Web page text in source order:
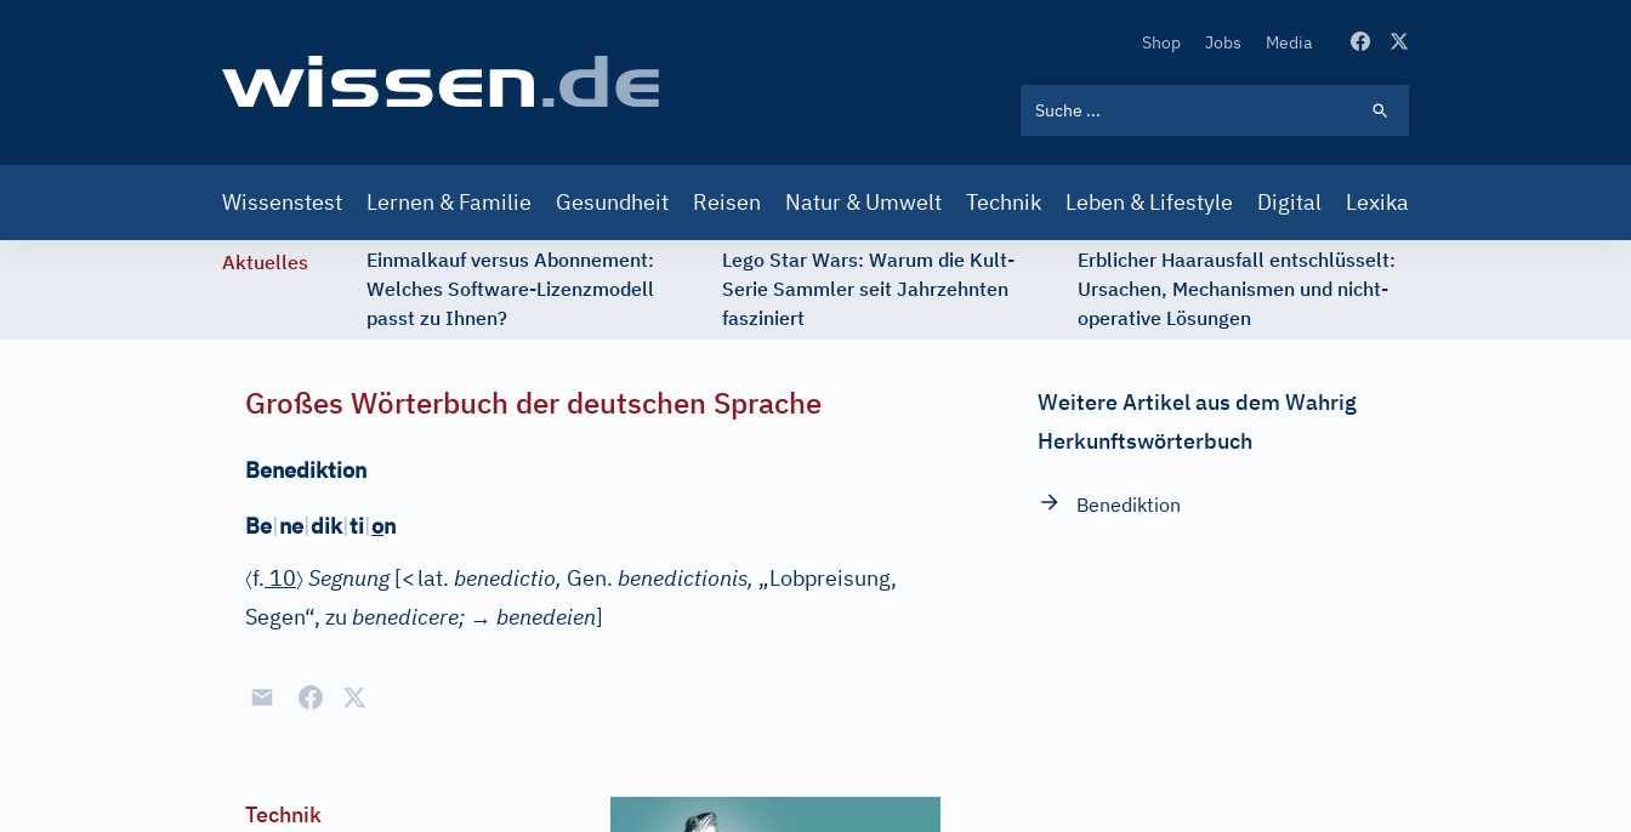
Secondary
Shop Jobs Media
navigation
Wissenstest Lernen & Familie Gesundheit Reisen Natur & Umwelt Technik Leben & Lifestyle Digital Lexika
Aktuelles
Einmalkauf versus Abonnement:
Welches Software-Lizenzmodell
passt zu Ihnen?
Lego Star Wars: Warum die Kult-
Serie Sammler seit Jahrzehnten
fasziniert
Erblicher Haarausfall entschlüsselt:
Ursachen, Mechanismen und nicht-
operative Lösungen
Großes Wörterbuch der deutschen Sprache
Benediktion
Be|ne|dik|ti|on
〈f. 10〉Segnung[<lat. benedictio, Gen. benedictionis, „Lobpreisung,
Segen“, zu benedicere; → benedeien]
Technik
Weitere Artikel aus dem Wahrig
Herkunftswörterbuch
Benediktion